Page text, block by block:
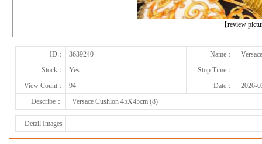
【review
ID： 3639240 Name：
Stock：
Yes
Stop Time：
View Count：
94 Date：
2026-
Describe：
Versace Cushion 45X45cm (8)
Detail Images